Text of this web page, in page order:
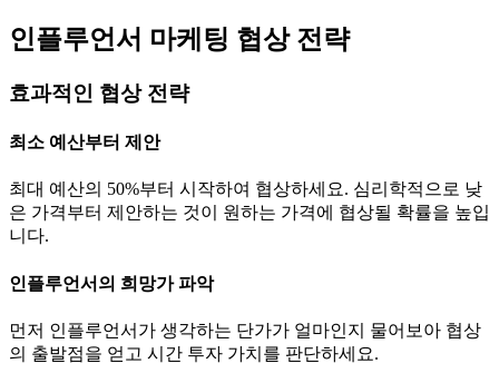
인플루언서 마케팅 협상 전략
효과적인 협상 전략
최소 예산부터 제안
최대 예산의 50%부터 시작하여 협상하세요. 심리학적으로 낮
은 가격부터 제안하는 것이 원하는 가격에 협상될 확률을 높입
니다.
인플루언서의 희망가 파악
먼저 인플루언서가 생각하는 단가가 얼마인지 물어보아 협상
의 출발점을 얻고 시간 투자 가치를 판단하세요.